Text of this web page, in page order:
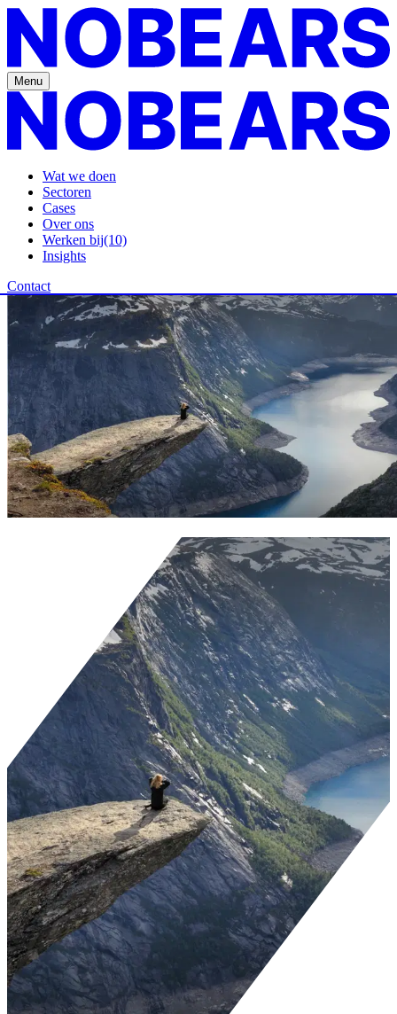
Menu
Wat we doen
Sectoren
Cases
Over ons
Werken bij(10)
Insights
Contact